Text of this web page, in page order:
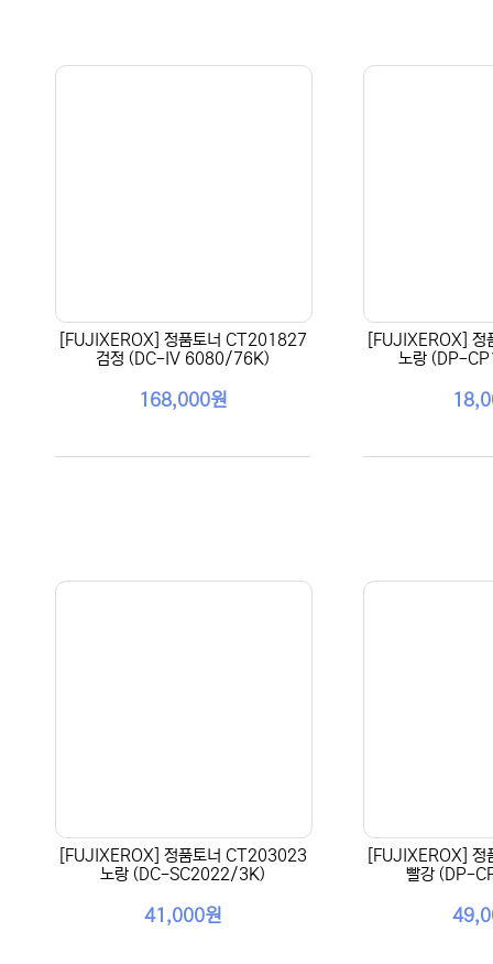
[FUJIXEROX] 정품토너 CT201827
검정 (DC-IV 6080/76K)
168,000원
[FUJIXEROX]
노랑 (DP-
[FUJIXEROX] 정품토너 CT203023
노랑 (DC-SC2022/3K)
41,000원
[FUJIXEROX]
빨강 (DP-